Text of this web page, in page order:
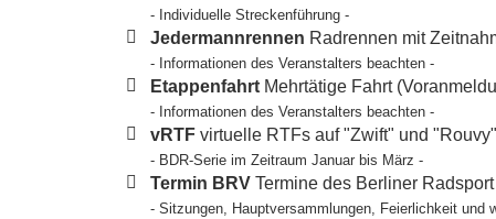
- Individuelle Streckenführung -
Jedermannrennen Radrennen mit
- Informationen des Veranstalters beachten -
Etappenfahrt Mehrtätige Fahrt
- Informationen des Veranstalters beachten -
vRTF virtuelle RTFs auf "Zwift" und "Rouvy"
- BDR-Serie im Zeitraum Januar bis März -
Termin BRV Termine des Berliner
- Sitzungen, Hauptversammlungen, Feierlichkeit und